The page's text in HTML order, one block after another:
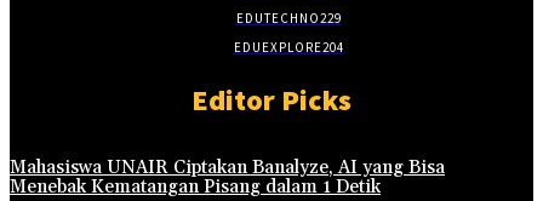
EDUTECHNO229
EDUEXPLORE204
Editor Picks
Mahasiswa UNAIR Ciptakan Banalyze, AI yang Bisa
Menebak Kematangan Pisang dalam 1 Detik